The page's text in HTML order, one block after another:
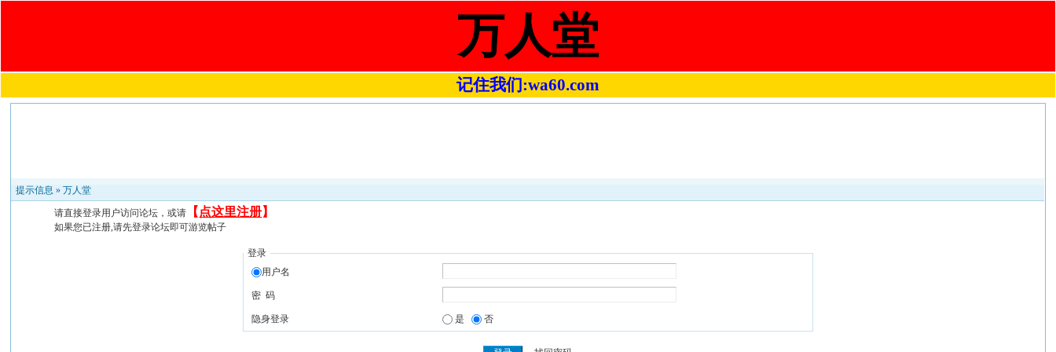
万人堂
记住我们:wa60.com
提示信息 »万人堂
请直接登录用户访问论坛，或请 【 点这里注册】
如果您已注册,请先登录论坛即可游览帖子
登录
用户名
密 码
隐身登录 是 否